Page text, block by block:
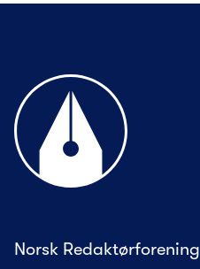
Til forsiden
Norsk Redaktørforening